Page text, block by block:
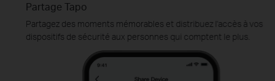
Partage Tapo
Partagez des moments mémorables et distribuez l'accès à vos
dispositifs de sécurité aux personnes qui comptent le plus.